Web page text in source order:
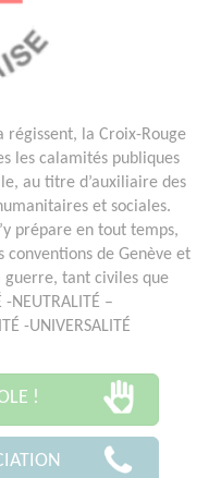
régissent, la Croix-Rouge
les calamités publiques
au titre d’auxiliaire des
et sociales.
prépare en tout temps,
conventions de Genève et
guerre, tant civiles que
NEUTRALITÉ –
-UNIVERSALITÉ
!